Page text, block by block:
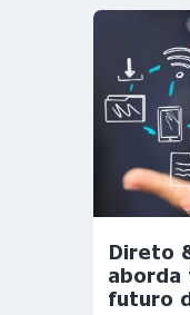
Direto
aborda
futuro